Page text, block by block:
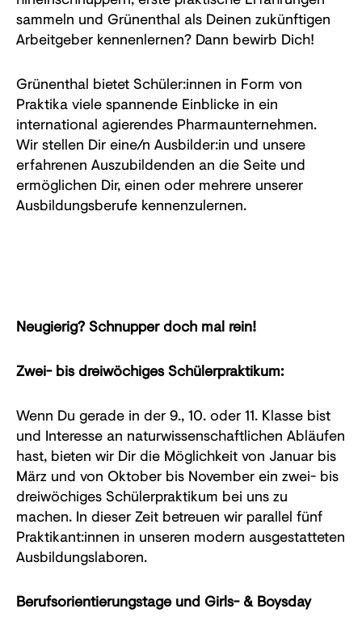
sammeln und Grünenthal als Deinen zukünftigen
Arbeitgeber kennenlernen? Dann bewirb Dich!
Grünenthal bietet Schüler:innen in Form von
Praktika viele spannende Einblicke in ein
international agierendes Pharmaunternehmen.
Wir stellen Dir eine/n Ausbilder:in und unsere
erfahrenen Auszubildenden an die Seite und
ermöglichen Dir, einen oder mehrere unserer
Ausbildungsberufe kennenzulernen.
Neugierig? Schnupper doch mal rein!
Zwei- bis dreiwöchiges Schülerpraktikum:
Wenn Du gerade in der 9., 10. oder 11. Klasse bist
und Interesse an naturwissenschaftlichen Abläufen
hast, bieten wir Dir die Möglichkeit von Januar bis
März und von Oktober bis November ein zwei- bis
dreiwöchiges Schülerpraktikum bei uns zu
machen. In dieser Zeit betreuen wir parallel fünf
Praktikant:innen in unseren modern ausgestatteten
Ausbildungslaboren.
Berufsorientierungstage und Girls- & Boysday